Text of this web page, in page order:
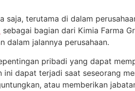
saja, terutama di dalam
sebagai bagian dari Kimia Farma
dalam jalannya perusahaan.
pribadi yang dapat
dapat terjadi saat seseorang
atau memberikan